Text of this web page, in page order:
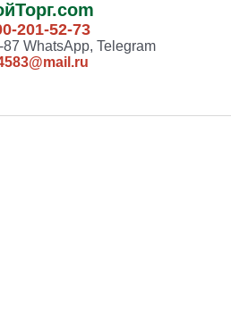
201-52-73
WhatsApp, Telegram